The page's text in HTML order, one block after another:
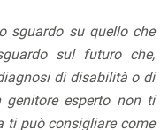
sguardo su quello che
sul futuro che,
di disabilità o di
esperto non ti
ti può consigliare come